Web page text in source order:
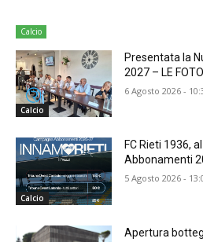
Calcio
Calcio
Presentata la
2027 – LE FOTO
6 Agosto 2026 -
Calcio
FC Rieti 1936,
Abbonamenti
5 Agosto 2026 -
Apertura